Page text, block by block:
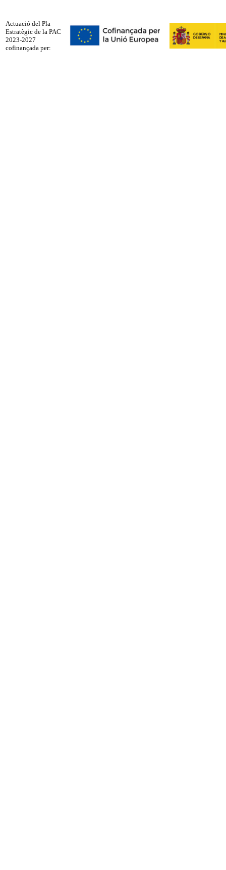
Actuació del Pla
Estratègic de la PAC
2023-2027
cofinançada per: